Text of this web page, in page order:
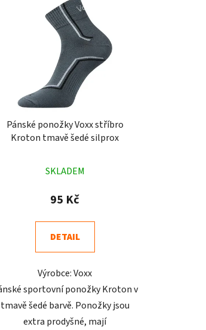
Pánské ponožky Voxx stříbro
Kroton tmavě šedé silprox
hodnocení
produktu
4,9
z
hvězdiček.
SKLADEM
95 Kč
DETAIL
Výrobce: Voxx
sportovní ponožky Kroton v
tmavě šedé barvě. Ponožky jsou
extra prodyšné, mají